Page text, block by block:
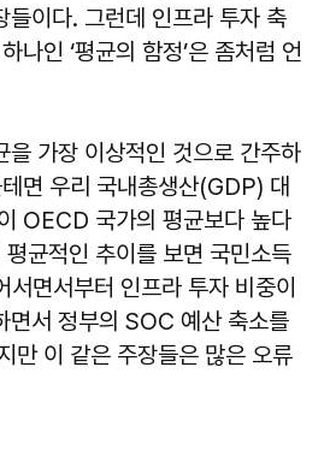
들이다. 그런데 인프라 투자 축
나인 ‘평균의 함정’은 좀처럼 언
을 가장 이상적인 것으로 간주하
면 우리 국내총생산(GDP) 대
OECD 국가의 평균보다 높다
균적인 추이를 보면 국민소득
면서부터 인프라 투자 비중이
면서 정부의 SOC 예산 축소를
만 이 같은 주장들은 많은 오류